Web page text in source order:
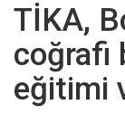
TİKA,
coğrafi
eğitimi